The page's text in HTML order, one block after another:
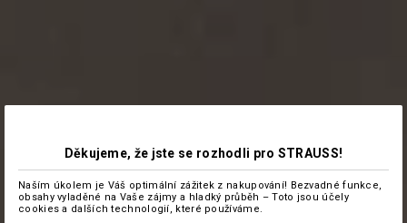
Děkujeme, že jste se rozhodli pro STRAUSS!
Naším úkolem je Váš optimální zážitek z nakupování! Bezvadné funkce,
obsahy vyladěné na Vaše zájmy a hladký průběh – Toto jsou účely
cookies a dalších technologií, které používáme.